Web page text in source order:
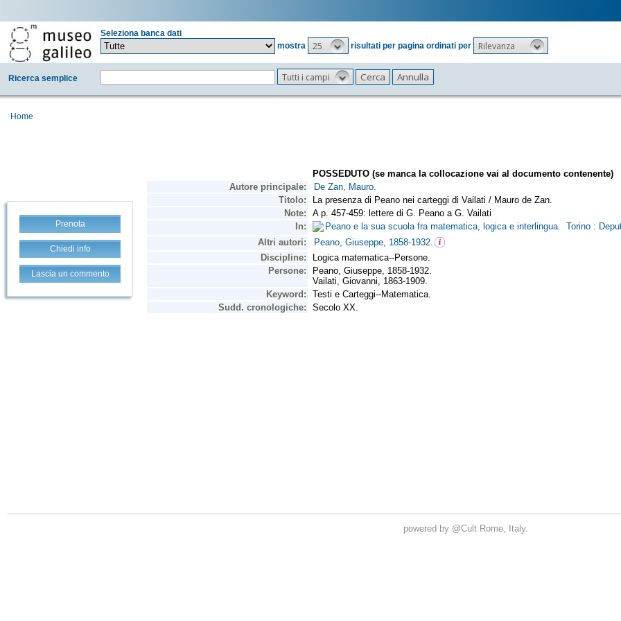
Seleziona banca dati
mostra
25 risultati per pagina ordinati per Rilevanza
Ricerca semplice Tutti i campi
Home
Prenota
Chiedi info
Lascia un commento
powered by @Cult Rome, Italy.